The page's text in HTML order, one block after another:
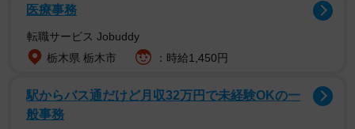
医療事務
転職サービス Jobuddy
栃木県 栃木市
：時給1,450円
駅からバス通だけど月収32万円で未経験OKの一
般事務